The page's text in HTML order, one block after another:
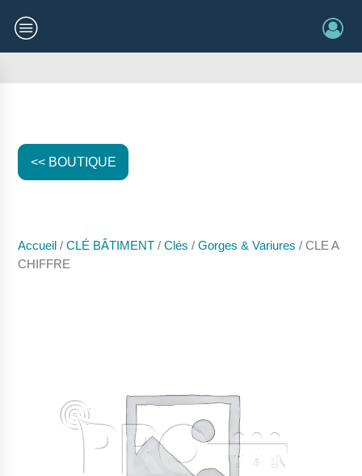
<< BOUTIQUE
Accueil /CLÉ BÂTIMENT /Clés /Gorges & Variures / CLE A
CHIFFRE